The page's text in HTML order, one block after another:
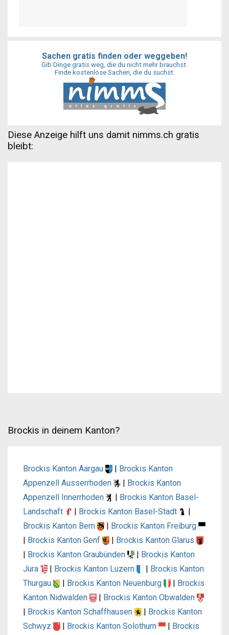
Sachen gratis finden oder weggeben!
Gib Dinge gratis weg, die du nicht mehr brauchst.
Finde kostenlose Sachen, die du suchst.
Diese Anzeige hilft uns damit nimms.ch gratis
bleibt:
Brockis in deinem Kanton?
Brockis Kanton Aargau | Brockis Kanton
Appenzell Ausserrhoden
| Brockis Kanton
Appenzell Innerrhoden
| Brockis Kanton Basel-
Landschaft
| Brockis Kanton Basel-Stadt
|
Brockis Kanton Bern
| Brockis Kanton Freiburg
| Brockis Kanton Genf | Brockis Kanton Glarus
| Brockis Kanton Graubünden | Brockis Kanton
Jura
| Brockis Kanton Luzern | Brockis Kanton
Thurgau
| Brockis Kanton Neuenburg | Brockis
Kanton Nidwalden
| Brockis Kanton Obwalden
| Brockis Kanton Schaffhausen | Brockis Kanton
Schwyz
| Brockis Kanton Solothurn | Brockis